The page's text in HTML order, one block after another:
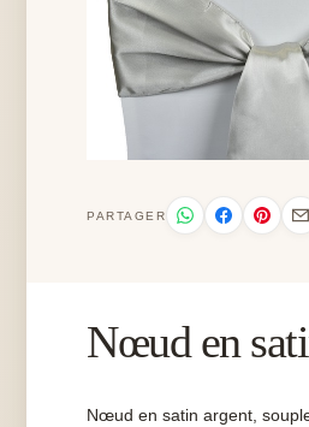
PARTAGER
Nœud en
Nœud en satin argent,